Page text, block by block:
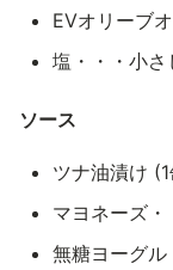
EVオリーブ
塩・・・小さ
ソース
ツナ油漬け
マヨネーズ
無糖ヨーグ